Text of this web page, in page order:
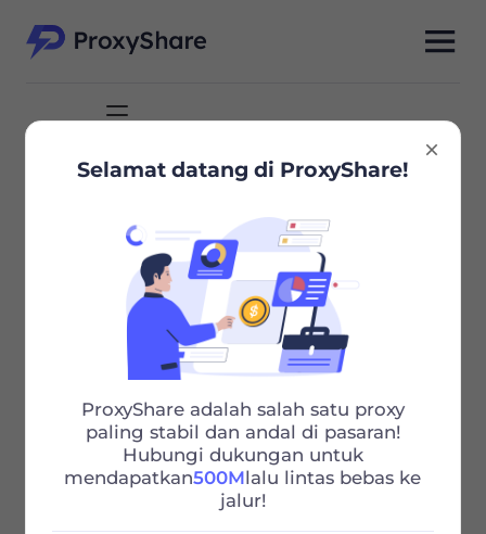
Selamat datang di ProxyShare!
ProxyShare adalah salah satu proxy
paling stabil dan andal di pasaran!
Hubungi dukungan untuk
mendapatkan500Mlalu lintas bebas ke
jalur!